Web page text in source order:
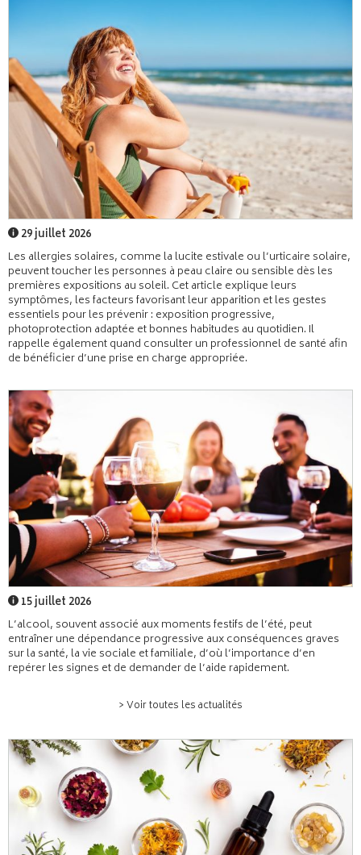
29 juillet 2026
Les allergies solaires, comme la lucite estivale ou l’urticaire solaire,
peuvent toucher les personnes à peau claire ou sensible dès les
premières expositions au soleil. Cet article explique leurs
symptômes, les facteurs favorisant leur apparition et les gestes
essentiels pour les prévenir : exposition progressive,
photoprotection adaptée et bonnes habitudes au quotidien. Il
rappelle également quand consulter un professionnel de santé afin
de bénéficier d’une prise en charge appropriée.
15 juillet 2026
L’alcool, souvent associé aux moments festifs de l’été, peut
entraîner une dépendance progressive aux conséquences graves
sur la santé, la vie sociale et familiale, d’où l’importance d’en
repérer les signes et de demander de l’aide rapidement.
> Voir toutes les actualités